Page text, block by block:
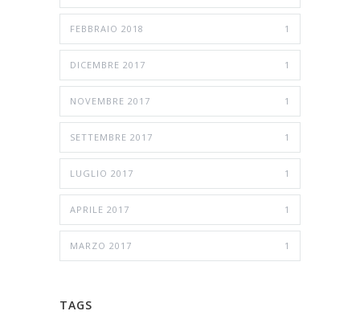
FEBBRAIO 2018 1
DICEMBRE 2017 1
NOVEMBRE 2017 1
SETTEMBRE 2017 1
LUGLIO 2017 1
APRILE 2017 1
MARZO 2017 1
TAGS